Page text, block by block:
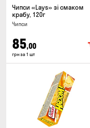
Чипси «Lays» зі смаком
крабу, 120г
Чипси
85,00
грн за 1 шт